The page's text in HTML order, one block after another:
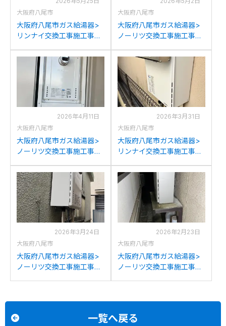
大阪府八尾市
大阪府八尾市ガス給湯器>
リンナイ交換工事施工事
らリンナイRUX-
V1015SWFA(B)への交換
大阪府八尾市
大阪府八尾市ガス給湯器>
ノーリツ交換工事施工事
からノーリツGQ-2421WZ-
3への交換
2026年4月11日
大阪府八尾市
大阪府八尾市ガス給湯器>
ノーリツ交換工事施工事
2434SAWX6H-Tからノー
リツGT-2470SAW-T BLへ
の交換
2026年3月31日
大阪府八尾市
大阪府八尾市ガス給湯器>
リンナイ交換工事施工事
らリンナイRUF-
205SAW(B)への交換
2026年3月24日
大阪府八尾市
大阪府八尾市ガス給湯器>
ノーリツ交換工事施工事
2026年2月23日
大阪府八尾市
大阪府八尾市ガス給湯器>
ノーリツ交換工事施工事
一覧へ戻る